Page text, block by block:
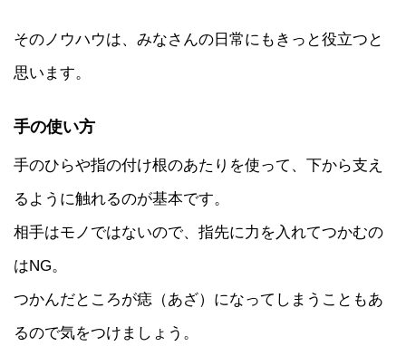
そのノウハウは、みなさんの日常にもきっと役立つと
思います。
手の使い方
手のひらや指の付け根のあたりを使って、下から支え
るように触れるのが基本です。
相手はモノではないので、指先に力を入れてつかむの
はNG。
つかんだところが痣（あざ）になってしまうこともあ
るので気をつけましょう。